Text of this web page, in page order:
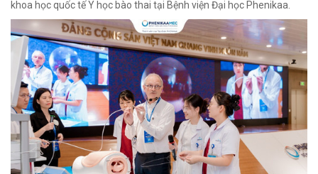
khoa học quốc tế Y học bào thai tại Bệnh viện Đại học Phenikaa.